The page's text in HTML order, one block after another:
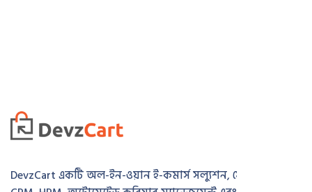
DevzCart একটি অল-ইন-ওয়ান ই-কমার্স সল্যুশন, যেখানে রয়েছে